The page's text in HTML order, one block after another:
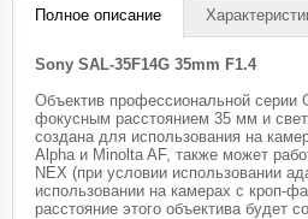
Полное описание
Sony SAL-35F14G 35mm F1.4
Объектив профессиональной серии
фокусным расстоянием 35 мм и
создана для использования на
Alpha и Minolta AF, также может
NEX (при условии использовании
использовании на камерах с кроп-
расстояние этого объектива будет